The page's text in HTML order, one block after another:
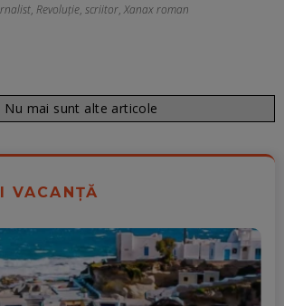
, Revoluție, scriitor,Xanax roman
Nu mai sunt alte articole
VACANȚĂ